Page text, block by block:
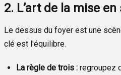
2. L’art de la mise
Le dessus du foyer est une
clé est l'équilibre.
La règle de trois : regroupez